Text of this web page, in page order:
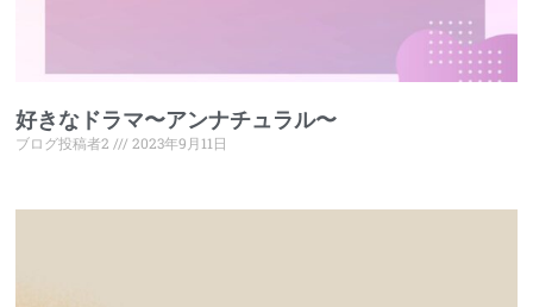
好きなドラマ〜アンナチュラル〜
ブログ投稿者2 2023年9月11日